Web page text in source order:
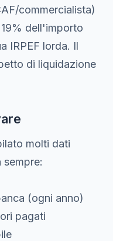
commercialista)
dell'importo
IRPEF lorda. Il
di liquidazione
molti dati
sempre:
(ogni anno)
pagati